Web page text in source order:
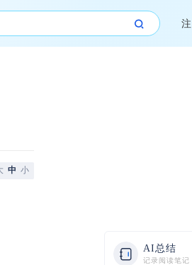
AI总结
记录阅读笔记
中 小